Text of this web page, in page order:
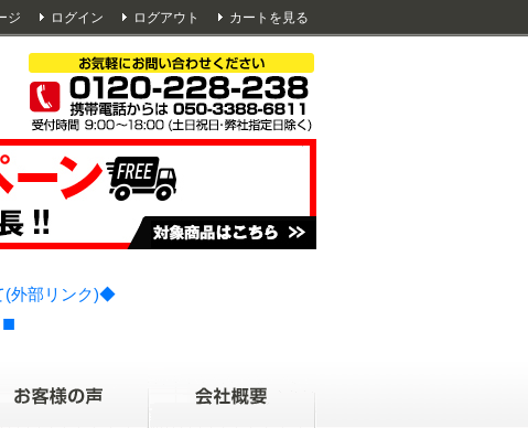
ジ ログイン ログアウト カートを見る
(外部リンク)◆